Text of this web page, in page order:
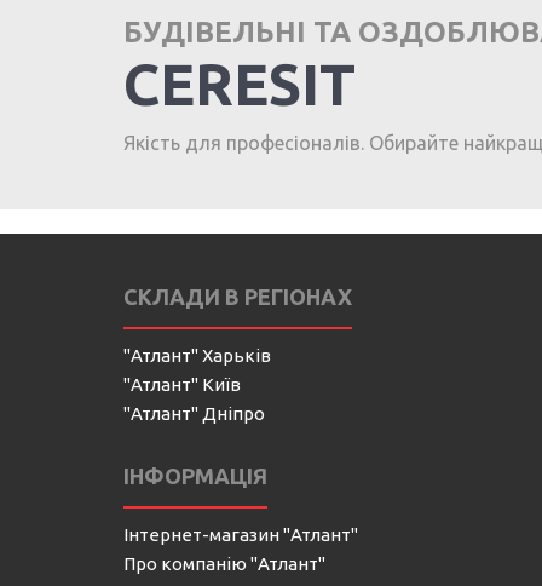
БУДІВЕЛЬНІ ТА
CERESIT
Якість для професіоналів. Обирайте
СКЛАДИ В РЕГІОНАХ
"Атлант" Харьків
"Атлант" Київ
"Атлант" Дніпро
ІНФОРМАЦІЯ
Інтернет-магазин "Атлант"
Про компанію "Атлант"